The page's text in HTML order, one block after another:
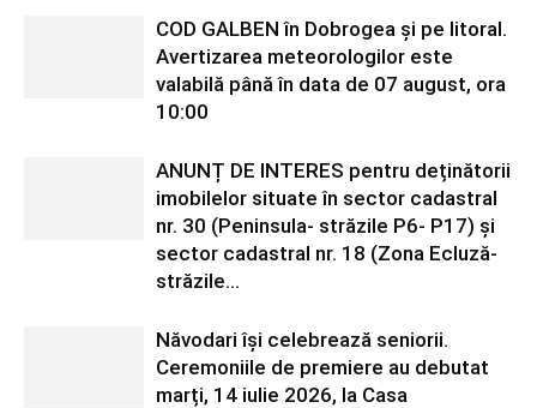
COD GALBEN în Dobrogea și pe litoral.
Avertizarea meteorologilor este
valabilă până în data de 07 august, ora
10:00
ANUNȚ DE INTERES pentru deținătorii
imobilelor situate în sector cadastral
nr. 30 (Peninsula- străzile P6- P17) și
sector cadastral nr. 18 (Zona Ecluză-
străzile...
Năvodari își celebrează seniorii.
Ceremoniile de premiere au debutat
marți, 14 iulie 2026, la Casa